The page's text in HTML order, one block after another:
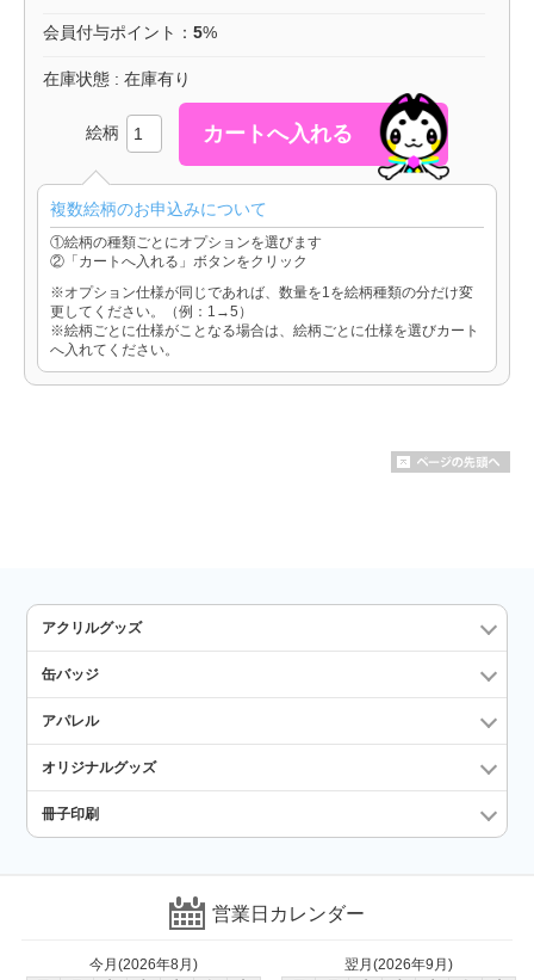
会員付与ポイント： 5%
在庫状態 : 在庫有り
絵柄
複数絵柄のお申込みについて
①絵柄の種類ごとにオプションを選びます
②「カートへ入れる」ボタンをクリック
※オプション仕様が同じであれば、数量を1を絵柄種類の分だけ変
更してください。（例：1→5）
※絵柄ごとに仕様がことなる場合は、絵柄ごとに仕様を選びカート
へ入れてください。
アクリルグッズ
缶バッジ
アパレル
オリジナルグッズ
冊子印刷
営業日カレンダー
今月(2026年8月)
翌月(2026年9月)